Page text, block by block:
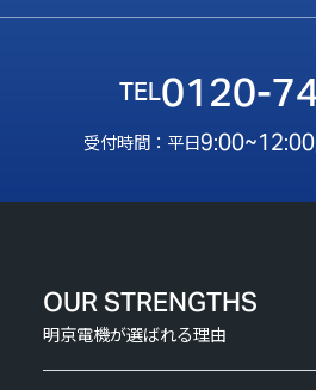
0120-
受付時間：平日
OUR STRENGTHS
明京電機が選ばれる理由